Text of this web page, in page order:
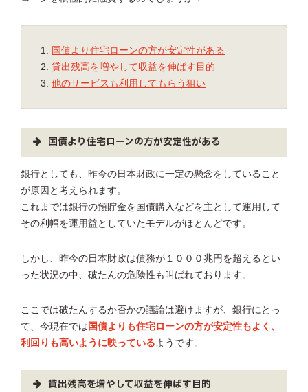
国債より住宅ローンの方が安定性がある
貸出残高を増やして収益を伸ばす目的
他のサービスも利用してもらう狙い
国債より住宅ローンの方が安定性がある
銀行としても、昨今の日本財政に一定の懸念をしていること
が原因と考えられます。
これまでは銀行の預貯金を国債購入などを主として運用して
その利幅を運用益としていたモデルがほとんどです。
しかし、昨今の日本財政は債務が１０００兆円を超えるとい
った状況の中、破たんの危険性も叫ばれております。
ここでは破たんするか否かの議論は避けますが、銀行にとっ
て、今現在では 国債よりも住宅ローンの方が安定性もよく、
利回りも高いように映っている ようです。
貸出残高を増やして収益を伸ばす目的